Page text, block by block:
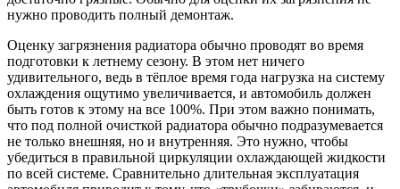
нужно проводить полный демонтаж.
Оценку загрязнения радиатора обычно проводят во время
подготовки к летнему сезону. В этом нет ничего
удивительного, ведь в тёплое время года нагрузка на систему
охлаждения ощутимо увеличивается, и автомобиль должен
быть готов к этому на все 100%. При этом важно понимать,
что под полной очисткой радиатора обычно подразумевается
не только внешняя, но и внутренняя. Это нужно, чтобы
убедиться в правильной циркуляции охлаждающей жидкости
по всей системе. Сравнительно длительная эксплуатация